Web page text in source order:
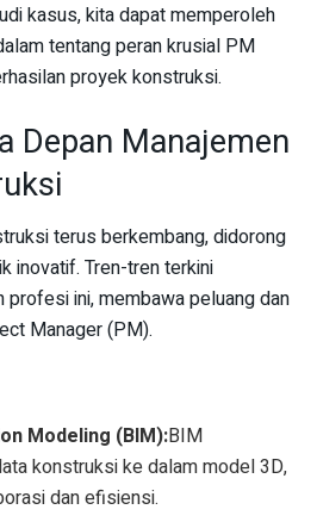
kasus, kita dapat memperoleh
tentang peran krusial PM
proyek konstruksi.
Depan Manajemen
terus berkembang, didorong
inovatif. Tren-tren terkini
ini, membawa peluang dan
Manager (PM).
Modeling (BIM):BIM
konstruksi ke dalam model 3D,
dan efisiensi.